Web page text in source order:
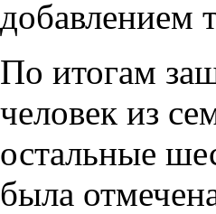
добавлением
По итогам
человек из
остальные
была